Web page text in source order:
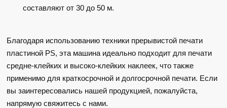
составляют от 30 до 50 м.
Благодаря использованию техники прерывистой печати
пластиной PS, эта машина идеально подходит для печати
средне-клейких и высоко-клейких наклеек, что также
применимо для краткосрочной и долгосрочной печати. Если
вы заинтересовались нашей продукцией, пожалуйста,
напрямую свяжитесь с нами.